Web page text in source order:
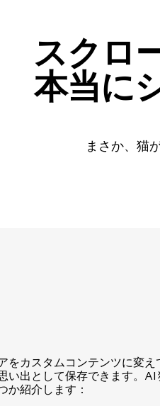
スクロ
本当に
まさか、猫
をカスタムコンテンツに変え
い出として保存できます。AI
か紹介します：